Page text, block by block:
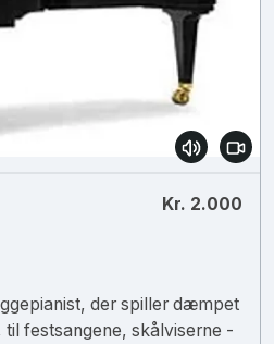
Kr. 2.000
der spiller dæmpet
til festsangene, skålviserne -